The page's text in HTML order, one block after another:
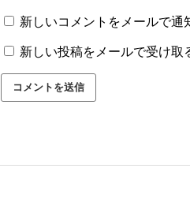
新しいコメントをメールで通
新しい投稿をメールで受け取